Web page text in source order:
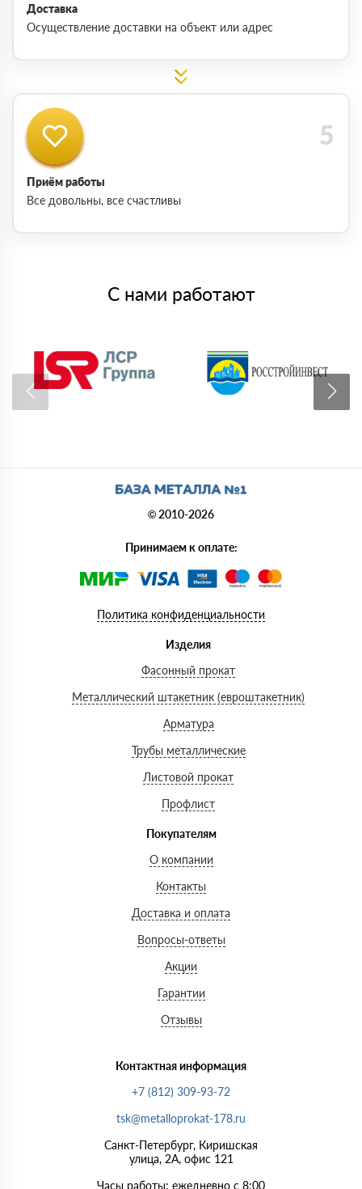
Доставка
Осуществление доставки на объект или адрес
Приём работы
Все довольны, все счастливы
С нами работают
© 2010-2026
Принимаем к оплате:
Политика конфиденциальности
Изделия
Фасонный прокат
Металлический штакетник (евроштакетник)
Арматура
Трубы металлические
Листовой прокат
Профлист
Покупателям
О компании
Контакты
Доставка и оплата
Вопросы-ответы
Акции
Гарантии
Отзывы
Контактная информация
+7 (812) 309-93-72
tsk@metalloprokat-178.ru
Санкт-Петербург, Киришская
улица, 2А, офис 121
Часы работы: ежедневно с 8:00